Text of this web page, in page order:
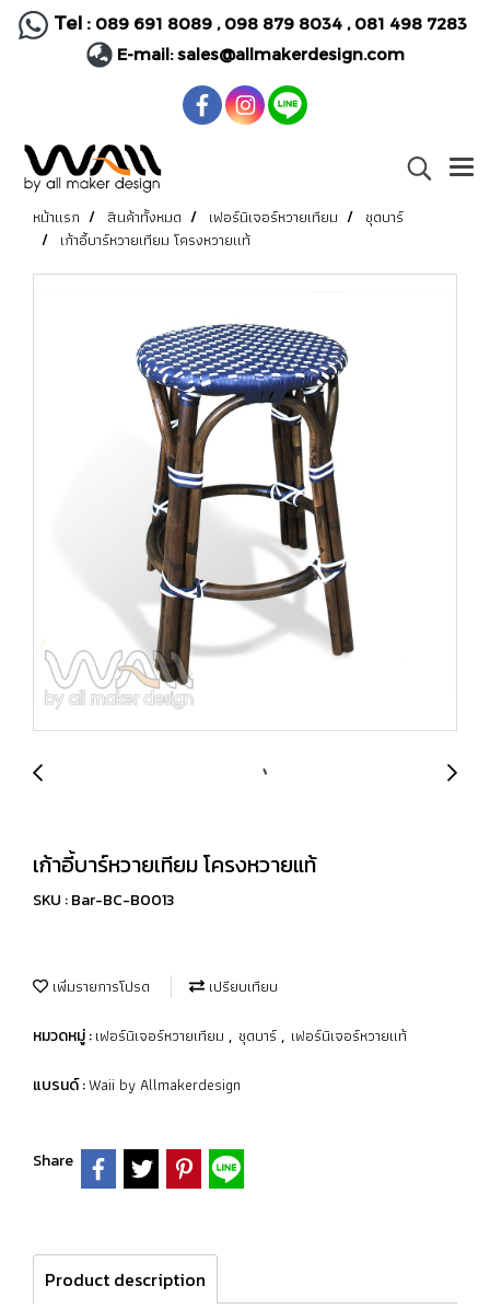
Tel : 089 691 8089, 098 879 8034 , 081 498 7283
E-mail:sales@allmakerdesign.com
หน้าแรก สินค้าทั้งหมด เฟอร์นิเจอร์หวายเทียม
ชุดบาร์
เก้าอี้บาร์หวายเทียม โครงหวายแท้
เก้าอี้บาร์หวายเทียม โครงหวายแท้
SKU : Bar-BC-B0013
เพิ่มรายการโปรด เปรียบเทียบ
หมวดหมู่ :เฟอร์นิเจอร์หวายเทียม , ชุดบาร์, เฟอร์นิเจอร์หวายแท้
แบรนด์ :Waii by Allmakerdesign
Share
Product description